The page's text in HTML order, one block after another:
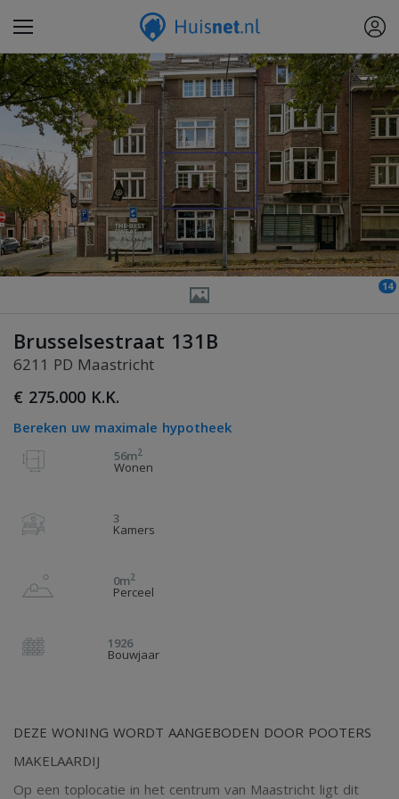
14
Brusselsestraat 131B
6211 PD Maastricht
€ 275.000 K.K.
Bereken uw maximale hypotheek
56m2
Wonen
3
Kamers
0m2
Perceel
1926
Bouwjaar
DEZE WONING WORDT AANGEBODEN DOOR POOTERS
MAKELAARDIJ
Op een toplocatie in het centrum van Maastricht ligt dit